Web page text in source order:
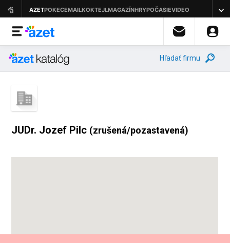
Hľadať firmu
JUDr. Jozef Pilc (zrušená/pozastavená)